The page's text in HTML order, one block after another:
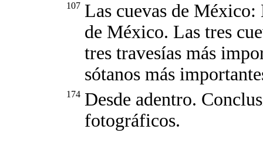
107 Las cuevas de México:
de México. Las tres
tres travesías más
sótanos más
174 Desde adentro.
fotográficos.